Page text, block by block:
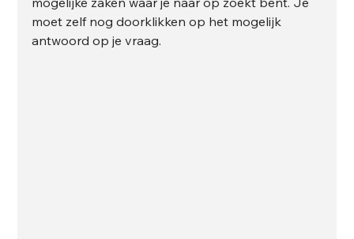
moet zelf nog doorklikken op het mogelijk
antwoord op je vraag.